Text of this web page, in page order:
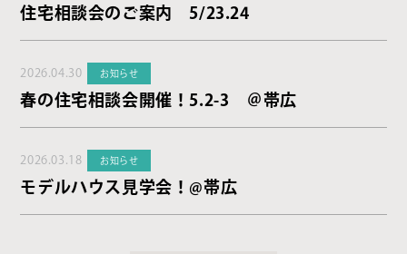
住宅相談会のご案内 5/23.24
2026.04.30 お知らせ
春の住宅相談会開催！5.2-3 ＠帯広
2026.03.18 お知らせ
モデルハウス見学会！@帯広